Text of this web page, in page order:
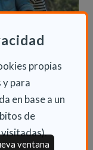
propias
para
en base a un
de
ventana